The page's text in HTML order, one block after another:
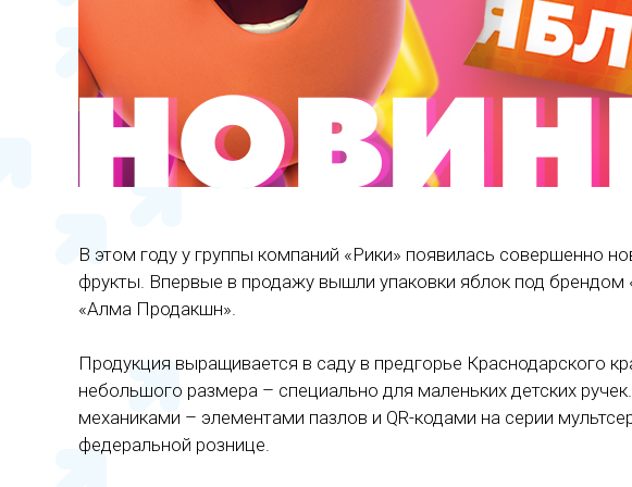
В этом году у группы компаний «Рики» появилась совершенно
фрукты. Впервые в продажу вышли упаковки яблок под
«Алма Продакшн».
Продукция выращивается в саду в предгорье Краснодарского
небольшого размера – специально для маленьких детских
механиками – элементами пазлов и QR-кодами на серии
федеральной рознице.